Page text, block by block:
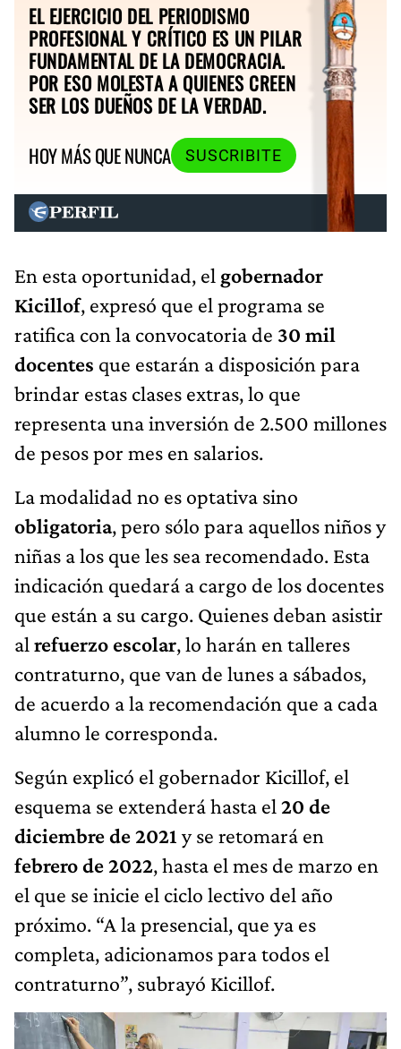
EL EJERCICIO DEL PERIODISMO
PROFESIONAL Y CRÍTICO ES UN PILAR
FUNDAMENTAL DE LA DEMOCRACIA.
POR ESO MOLESTA A QUIENES CREEN
SER LOS DUEÑOS DE LA VERDAD.
HOY MÁS QUE NUNCA
SUSCRIBITE
En esta oportunidad, el gobernador
Kicillof, expresó que el programa se
ratifica con la convocatoria de 30 mil
docentes que estarán a disposición para
brindar estas clases extras, lo que
representa una inversión de 2.500 millones
de pesos por mes en salarios.
La modalidad no es optativa sino
obligatoria, pero sólo para aquellos niños y
niñas a los que les sea recomendado. Esta
indicación quedará a cargo de los docentes
que están a su cargo. Quienes deban asistir
al refuerzo escolar, lo harán en talleres
contraturno, que van de lunes a sábados,
de acuerdo a la recomendación que a cada
alumno le corresponda.
Según explicó el gobernador Kicillof, el
esquema se extenderá hasta el 20 de
diciembre de 2021 y se retomará en
febrero de 2022, hasta el mes de marzo en
el que se inicie el ciclo lectivo del año
próximo. “A la presencial, que ya es
completa, adicionamos para todos el
contraturno”, subrayó Kicillof.